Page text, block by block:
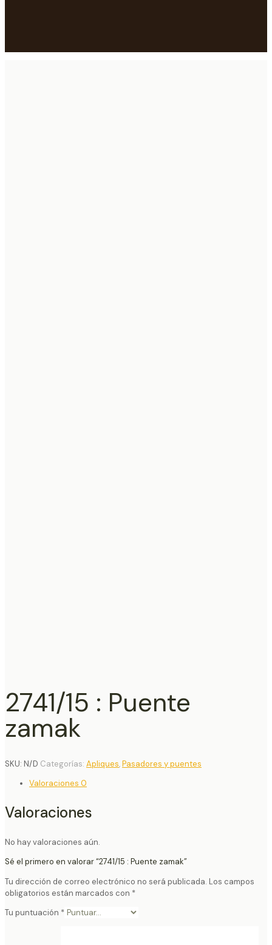
2741/15 : Puente
zamak
SKU: N/D Categorías: Apliques,Pasadores y puentes
Valoraciones 0
Valoraciones
No hay valoraciones aún.
Sé el primero en valorar “2741/15 : Puente zamak”
Tu dirección de correo electrónico no será publicada. Los campos
obligatorios están marcados con *
Tu puntuación *